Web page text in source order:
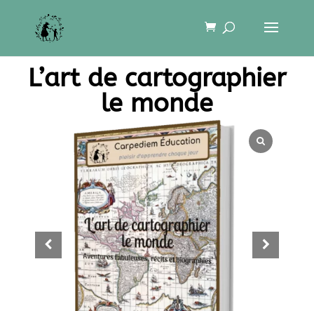
L’art de cartographier
le monde